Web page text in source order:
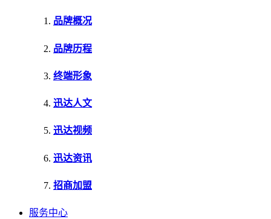
品牌概况
品牌历程
终端形象
迅达人文
迅达视频
迅达资讯
招商加盟
服务中心